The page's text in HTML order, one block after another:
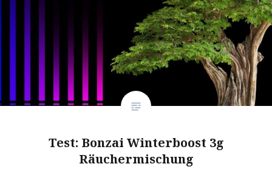
Test: Bonzai Winterboost 3g
Räuchermischung